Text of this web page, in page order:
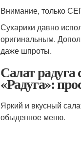
Внимание, только
Сухарики давно
оригинальным.
даже шпроты.
Салат
«Радуга»:
Яркий и вкусный
обыденное меню.